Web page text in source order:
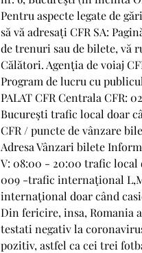
Pentru aspecte legate de
să vă adresați CFR SA:
de trenuri sau de bilete, vă
Călători. Agenţia de voiaj
Program de lucru cu
PALAT CFR Centrala CFR:
Bucureşti trafic local doar
CFR / puncte de vânzare
Adresa Vânzari bilete
V: 08:00 - 20:00 trafic local
009 -trafic internaţional
internaţional doar când
Din fericire, insa, Romania
testati negativ la
pozitiv, astfel ca cei trei